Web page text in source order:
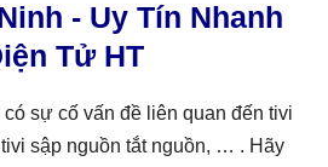
- Uy Tín Nhanh
Tử HT
sự cố vấn đề liên quan đến tivi
sập nguồn tắt nguồn, … . Hãy